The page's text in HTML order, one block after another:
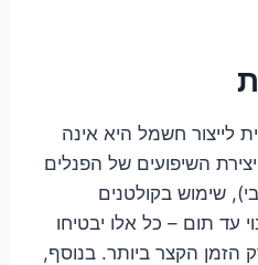
לייצור חשמל היא אינה
השיפועים של הפנלים
שימוש בקולטנים
עד תום – כל אלו יבטיחו
הזמן הקצר ביותר. בנוסף,